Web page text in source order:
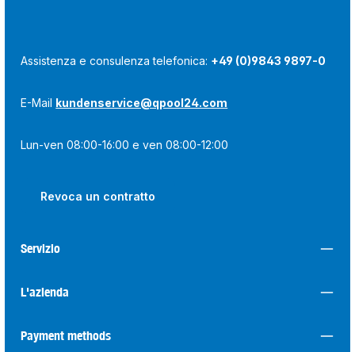
Assistenza e consulenza telefonica: +49 (0)9843 9897-0
E-Mail kundenservice@qpool24.com
Lun-ven 08:00-16:00 e ven 08:00-12:00
Revoca un contratto
Servizio
L'azienda
Payment methods